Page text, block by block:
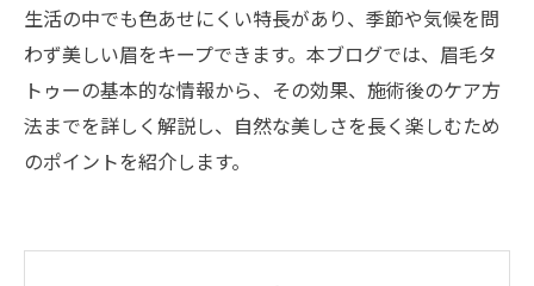
生活の中でも色あせにくい特長があり、季節や気候を問
わず美しい眉をキープできます。本ブログでは、眉毛タ
トゥーの基本的な情報から、その効果、施術後のケア方
法までを詳しく解説し、自然な美しさを長く楽しむため
のポイントを紹介します。